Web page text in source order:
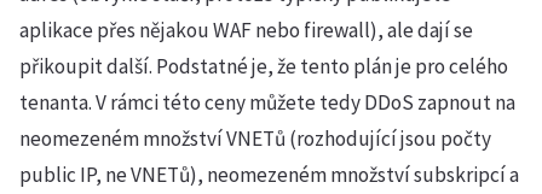
aplikace přes nějakou WAF nebo firewall), ale dají se
přikoupit další. Podstatné je, že tento plán je pro celého
tenanta. V rámci této ceny můžete tedy DDoS zapnout na
neomezeném množství VNETů (rozhodující jsou počty
public IP, ne VNETů), neomezeném množství subskripcí a